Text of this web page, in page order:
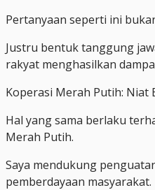
Pertanyaan seperti ini
Justru bentuk tanggung
rakyat menghasilkan
Koperasi Merah Putih: Niat
Hal yang sama berlaku
Merah Putih.
Saya mendukung
pemberdayaan masyarakat.